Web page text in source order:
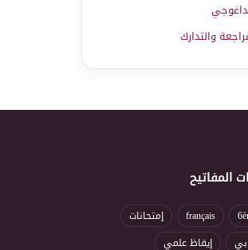
والتدارك
المفاتيح
français
إمتحانات
إيقاظ علمي